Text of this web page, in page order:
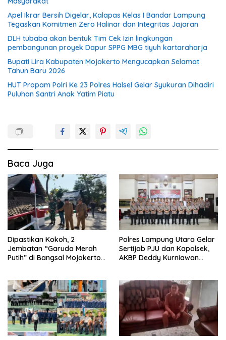
Apel Ikrar Bersih Digelar, Kalapas Kelas I Bandar Lampung
Tegaskan Komitmen Zero Halinar dan Integritas Jajaran
DLH tubaba akan bentuk Tim Cek Izin lingkungan
pembangunan proyek Dapur SPPG MBG tiyuh kartaraharja
Bupati Lira Kabupaten Mojokerto Mengucapkan Selamat
Tahun Baru 2026
HUT Propam Polri Ke 23 Polres Halsel Gelar Syukuran Dihadiri
Puluhan Santri Anak Yatim Piatu
Baca Juga
Dipastikan Kokoh, 2
Jembatan “Garuda Merah
Putih” di Bangsal Mojokerto
Polres Lampung Utara Gelar
Sertijab PJU dan Kapolsek,
AKBP Deddy Kurniawan